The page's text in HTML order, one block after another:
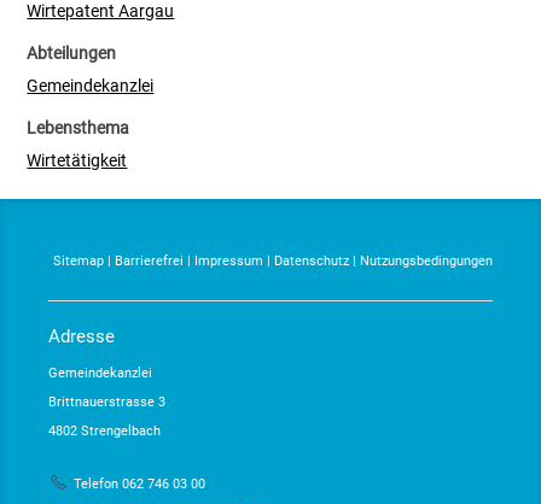
Wirtepatent Aargau
Abteilungen
Gemeindekanzlei
Lebensthema
Wirtetätigkeit
Sitemap | Barrierefrei | Impressum | Datenschutz| Nutzungsbedingungen
Adresse
Gemeindekanzlei
Brittnauerstrasse 3
4802 Strengelbach
Telefon 062 746 03 00